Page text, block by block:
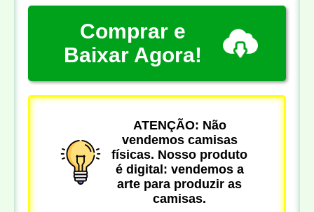
Comprar e
Baixar Agora!
ATENÇÃO: Não
vendemos camisas
físicas. Nosso produto
é digital: vendemos a
arte para produzir as
camisas.